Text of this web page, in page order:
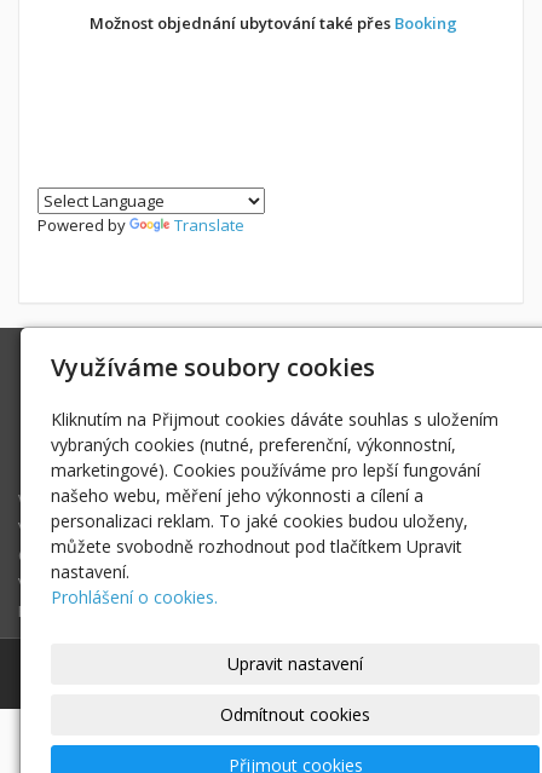
Možnost objednání ubytování také přes Booking
Powered by Translate
Ing. Radek Hoďák
IČ: 18979661
radek@hodak.cz
Webkamery na horách
Vlož webkameru
O projektu webkamery na horách
Vyhledej webkameru ...
Fotogalerie
Ing. Radek Hoďák|Mapa webu
Využíváme soubory cookies
Kliknutím na Přijmout cookies dáváte souhlas s uložením
vybraných cookies (nutné, preferenční, výkonnostní,
marketingové). Cookies používáme pro lepší fungování
našeho webu, měření jeho výkonnosti a cílení a
personalizaci reklam. To jaké cookies budou uloženy,
můžete svobodně rozhodnout pod tlačítkem Upravit
nastavení.
Prohlášení o cookies.
Upravit nastavení
Odmítnout cookies
Přijmout cookies